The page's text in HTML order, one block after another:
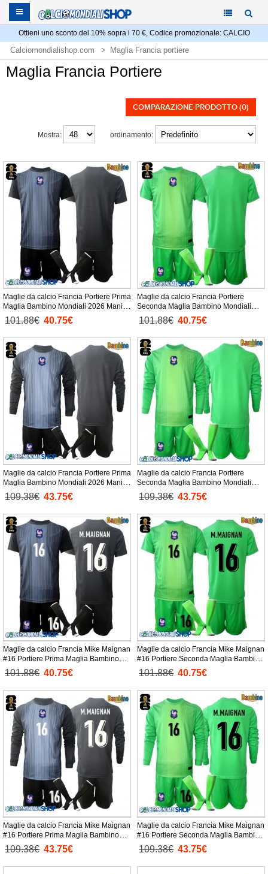
Ottieni uno sconto del 10% sopra i 70 €, Codice promozionale: CALCIO
Calciomondialishop.com Maglia Francia portiere
Maglia Francia Portiere
COMPARAZIONE PRODOTTO (0)
ordinamento:
Mostra:
Maglie da calcio Francia Portiere Prima
Maglia Bambino Mondiali 2026 Manica
Corta + Pantaloni corti)
101.88€ 40.75€
Maglie da calcio Francia Portiere
Seconda Maglia Bambino Mondiali
2026 Manica Corta + Pantaloni corti)
101.88€ 40.75€
Maglie da calcio Francia Portiere Prima
Maglia Bambino Mondiali 2026 Manica
Lunga + Pantaloni corti)
109.38€ 43.75€
Maglie da calcio Francia Portiere
Seconda Maglia Bambino Mondiali
2026 Manica Lunga + Pantaloni corti)
109.38€ 43.75€
Maglie da calcio Francia Mike Maignan
#16 Portiere Prima Maglia Bambino
Mondiali 2026 Manica Corta +
Pantaloni corti)
101.88€ 40.75€
Maglie da calcio Francia Mike Maignan
#16 Portiere Seconda Maglia Bambino
Mondiali 2026 Manica Corta +
Pantaloni corti)
101.88€ 40.75€
Maglie da calcio Francia Mike Maignan
#16 Portiere Prima Maglia Bambino
Mondiali 2026 Manica Lunga +
Pantaloni corti)
109.38€ 43.75€
Maglie da calcio Francia Mike Maignan
#16 Portiere Seconda Maglia Bambino
Mondiali 2026 Manica Lunga +
Pantaloni corti)
109.38€ 43.75€